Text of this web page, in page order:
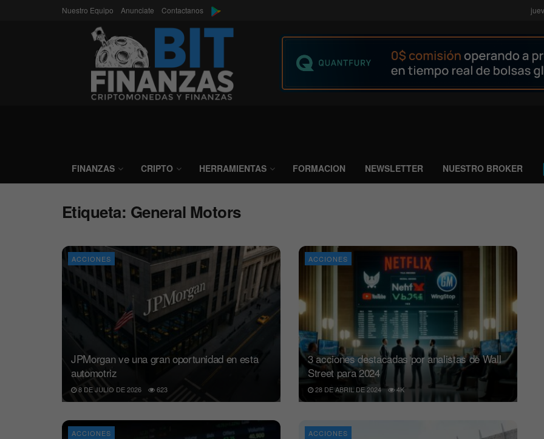
Nuestro Equipo Anunciate Contactanos
FINANZAS CRIPTO HERRAMIENTAS FORMACION NEWSLETTER NUESTRO BROKER
Etiqueta: General Motors
ACCIONES
JPMorgan ve una gran oportunidad en esta
automotriz
8 DE JULIO DE 2026 623
ACCIONES
3 acciones destacadas por analistas de Wall
Street para 2024
28 DE ABRIL DE 2024 4K
ACCIONES ACCIONES